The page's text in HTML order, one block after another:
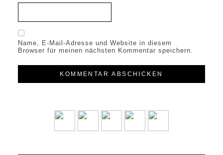
Name, E-Mail-Adresse und Website in diesem
Browser für meinen nächsten Kommentar speichern.